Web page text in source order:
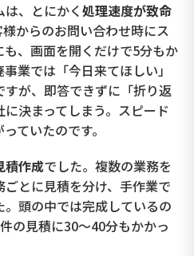
、とにかく処理速度が致命
様からのお問い合わせ時にス
、画面を開くだけで5分もか
業では「今日来てほしい」
が、即答できずに「折り返
決まってしまう。スピード
ていたのです。
積作成でした。複数の業務を
とに見積を分け、手作業で
頭の中では完成しているの
の見積に30〜40分もかかっ